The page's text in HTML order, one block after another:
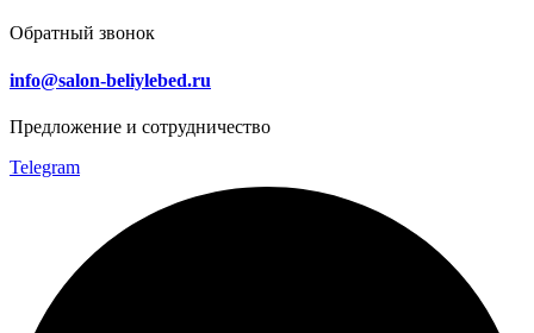
Обратный звонок
info@salon-beliylebed.ru
Предложение и сотрудничество
Telegram